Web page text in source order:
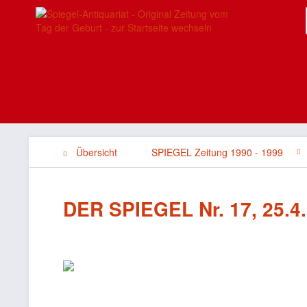
Übersicht SPIEGEL Zeitung 1990 - 1999
DER SPIEGEL Nr. 17,